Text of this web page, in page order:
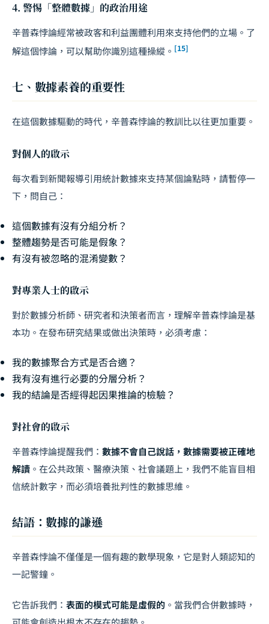
4. 警惕「整體數據」的政治用途
辛普森悖論經常被政客和利益團體利用來支持他們的立場。了
解這個悖論，可以幫助你識別這種操縱。 [15]
七、數據素養的重要性
在這個數據驅動的時代，辛普森悖論的教訓比以往更加重要。
對個人的啟示
每次看到新聞報導引用統計數據來支持某個論點時，請暫停一
下，問自己：
這個數據有沒有分組分析？
整體趨勢是否可能是假象？
有沒有被忽略的混淆變數？
對專業人士的啟示
對於數據分析師、研究者和決策者而言，理解辛普森悖論是基
本功。在發布研究結果或做出決策時，必須考慮：
我的數據聚合方式是否合適？
我有沒有進行必要的分層分析？
我的結論是否經得起因果推論的檢驗？
對社會的啟示
辛普森悖論提醒我們： 數據不會自己說話，數據需要被正確地
解讀 。在公共政策、醫療決策、社會議題上，我們不能盲目相
信統計數字，而必須培養批判性的數據思維。
結語：數據的謙遜
辛普森悖論不僅僅是一個有趣的數學現象，它是對人類認知的
一記警鐘。
它告訴我們： 表面的模式可能是虛假的 。當我們合併數據時，